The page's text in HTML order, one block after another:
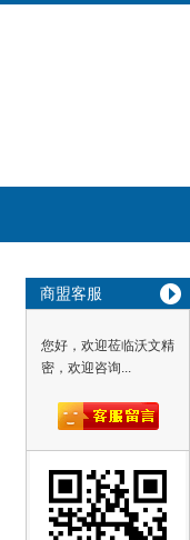
商盟客服
您好，欢迎莅临沃文精
密，欢迎咨询...